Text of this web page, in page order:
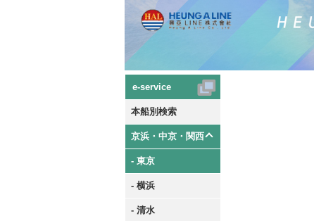
e-service
本船別検索
京浜・中京・関西
- 東京
- 横浜
- 清水